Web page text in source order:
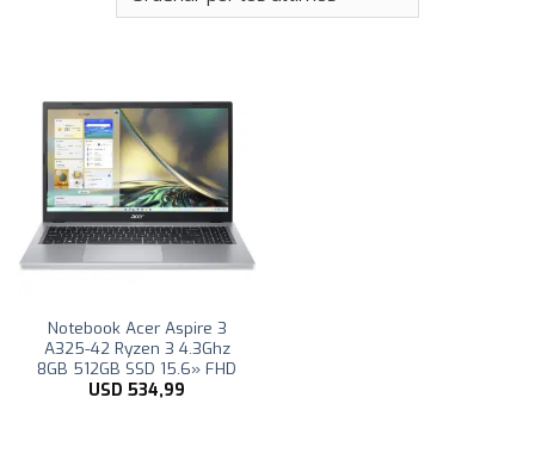
Notebook Acer Aspire 3
A325-42 Ryzen 3 4.3Ghz
8GB 512GB SSD 15.6» FHD
USD 534,99